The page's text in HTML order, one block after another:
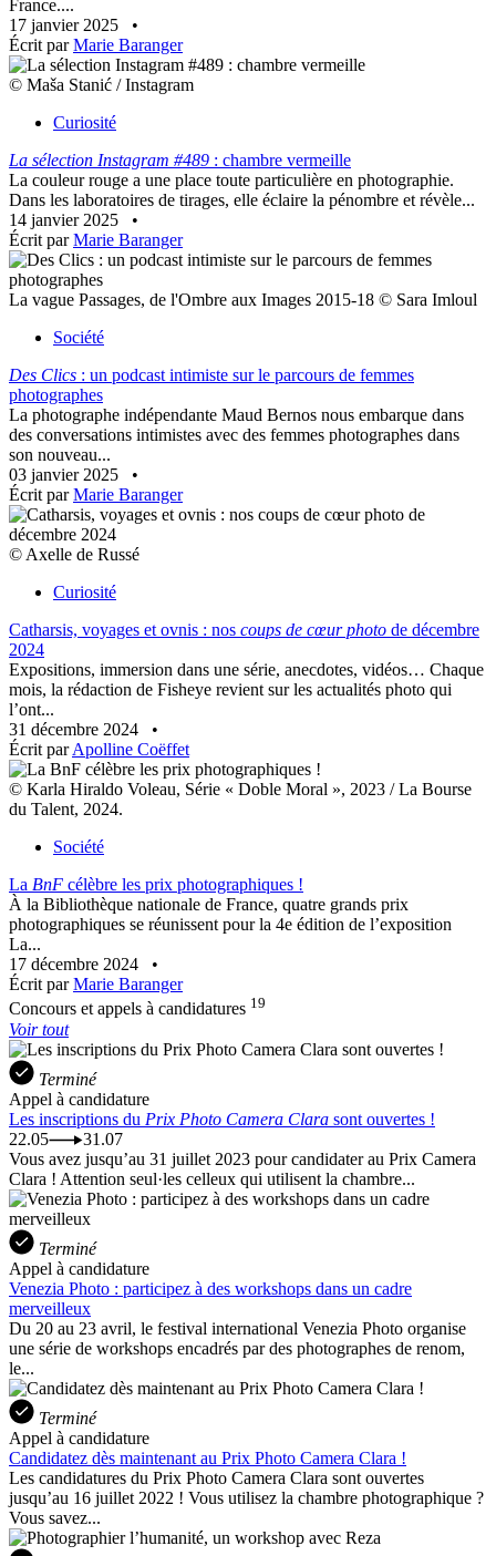
France....
17 janvier 2025
•
Écrit parMarie Baranger
© Maša Stanić / Instagram
Curiosité
La sélection Instagram #489 : chambre vermeille
La couleur rouge a une place toute particulière en photographie.
Dans les laboratoires de tirages, elle éclaire la pénombre et révèle...
14 janvier 2025
•
Écrit parMarie Baranger
La vague Passages, de l'Ombre aux Images 2015-18 © Sara Imloul
Société
Des Clics : un podcast intimiste sur le parcours de femmes
photographes
La photographe indépendante Maud Bernos nous embarque dans
des conversations intimistes avec des femmes photographes dans
son nouveau...
03 janvier 2025
•
Écrit parMarie Baranger
© Axelle de Russé
Curiosité
Catharsis, voyages et ovnis : nos coups de cœur photo de décembre
2024
Expositions, immersion dans une série, anecdotes, vidéos… Chaque
mois, la rédaction de Fisheye revient sur les actualités photo qui
l’ont...
31 décembre 2024
•
Écrit parApolline Coëffet
© Karla Hiraldo Voleau, Série « Doble Moral », 2023 / La Bourse
du Talent, 2024.
Société
La BnF célèbre les prix photographiques !
À la Bibliothèque nationale de France, quatre grands prix
photographiques se réunissent pour la 4e édition de l’exposition
La...
17 décembre 2024
•
Écrit parMarie Baranger
Concours et appels à candidatures 19
Voir tout
Terminé
Appel à candidature
Les inscriptions du Prix Photo Camera Clara sont ouvertes !
22.05
31.07
Vous avez jusqu’au 31 juillet 2023 pour candidater au Prix Camera
Clara ! Attention seul·les celleux qui utilisent la chambre...
Terminé
Appel à candidature
Venezia Photo : participez à des workshops dans un cadre
merveilleux
Du 20 au 23 avril, le festival international Venezia Photo organise
une série de workshops encadrés par des photographes de renom,
le...
Terminé
Appel à candidature
Candidatez dès maintenant au Prix Photo Camera Clara !
Les candidatures du Prix Photo Camera Clara sont ouvertes
jusqu’au 16 juillet 2022 ! Vous utilisez la chambre photographique ?
Vous savez...